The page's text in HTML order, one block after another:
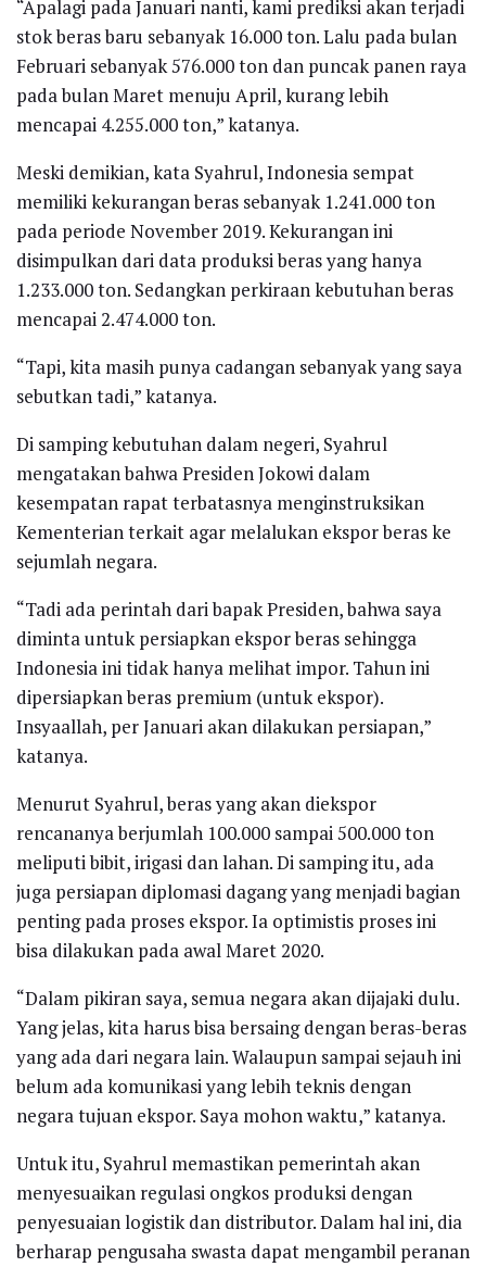
“Apalagi pada Januari nanti, kami prediksi akan terjadi
stok beras baru sebanyak 16.000 ton. Lalu pada bulan
Februari sebanyak 576.000 ton dan puncak panen raya
pada bulan Maret menuju April, kurang lebih
mencapai 4.255.000 ton,” katanya.
Meski demikian, kata Syahrul, Indonesia sempat
memiliki kekurangan beras sebanyak 1.241.000 ton
pada periode November 2019. Kekurangan ini
disimpulkan dari data produksi beras yang hanya
1.233.000 ton. Sedangkan perkiraan kebutuhan beras
mencapai 2.474.000 ton.
“Tapi, kita masih punya cadangan sebanyak yang saya
sebutkan tadi,” katanya.
Di samping kebutuhan dalam negeri, Syahrul
mengatakan bahwa Presiden Jokowi dalam
kesempatan rapat terbatasnya menginstruksikan
Kementerian terkait agar melalukan ekspor beras ke
sejumlah negara.
“Tadi ada perintah dari bapak Presiden, bahwa saya
diminta untuk persiapkan ekspor beras sehingga
Indonesia ini tidak hanya melihat impor. Tahun ini
dipersiapkan beras premium (untuk ekspor).
Insyaallah, per Januari akan dilakukan persiapan,”
katanya.
Menurut Syahrul, beras yang akan diekspor
rencananya berjumlah 100.000 sampai 500.000 ton
meliputi bibit, irigasi dan lahan. Di samping itu, ada
juga persiapan diplomasi dagang yang menjadi bagian
penting pada proses ekspor. Ia optimistis proses ini
bisa dilakukan pada awal Maret 2020.
“Dalam pikiran saya, semua negara akan dijajaki dulu.
Yang jelas, kita harus bisa bersaing dengan beras-beras
yang ada dari negara lain. Walaupun sampai sejauh ini
belum ada komunikasi yang lebih teknis dengan
negara tujuan ekspor. Saya mohon waktu,” katanya.
Untuk itu, Syahrul memastikan pemerintah akan
menyesuaikan regulasi ongkos produksi dengan
penyesuaian logistik dan distributor. Dalam hal ini, dia
berharap pengusaha swasta dapat mengambil peranan